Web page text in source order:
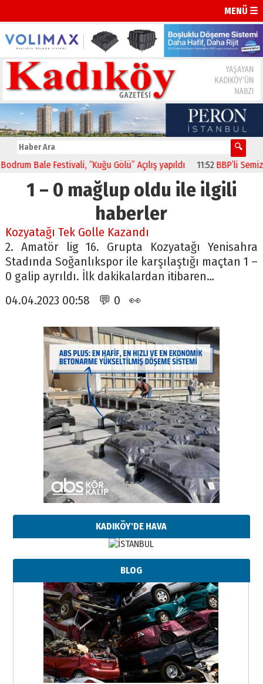
MENÜ ☰
Bale Festivali, “Kuğu Gölü” Açılış yapıldı 11:52 BBP’li Semiz
1 – 0 mağlup oldu ile ilgili
haberler
Kozyatağı Tek Golle Kazandı
2. Amatör lig 16. Grupta Kozyatağı Yenisahra
Stadında Soğanlıkspor ile karşılaştığı maçtan 1 –
0 galip ayrıldı. İlk dakikalardan itibaren…
04.04.2023 00:58 💬 0 👀
KADIKÖY'DE HAVA
BLOG